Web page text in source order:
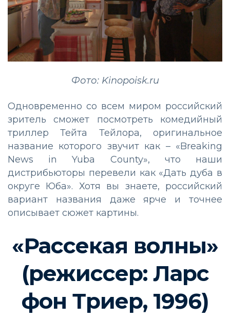
Фото: Kinopoisk.ru
Одновременно со всем миром российский
зритель сможет посмотреть комедийный
триллер Тейта Тейлора, оригинальное
название которого звучит как – «Breaking
News in Yuba County», что наши
дистрибьюторы перевели как «Дать дуба в
округе Юба». Хотя вы знаете, российский
вариант названия даже ярче и точнее
описывает сюжет картины.
«Рассекая волны»
(режиссер: Ларс
фон Триер, 1996)